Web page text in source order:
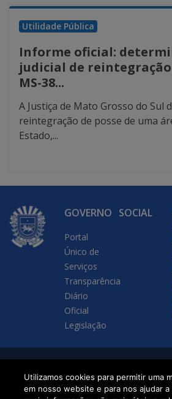
Utilidade Pública
Informe oficial:
judicial de reintegração
MS-38...
A Justiça de Mato Grosso do Sul
reintegração de posse de uma
Estado,...
GOVERNO
Portal
Único de
Serviços
Transparência
Diário
Oficial
Legislação
SOCIAL
SETDIG | Secretaria-
Executiva de
Utilizamos cookies para permitir uma
em nosso website e para nos ajudar